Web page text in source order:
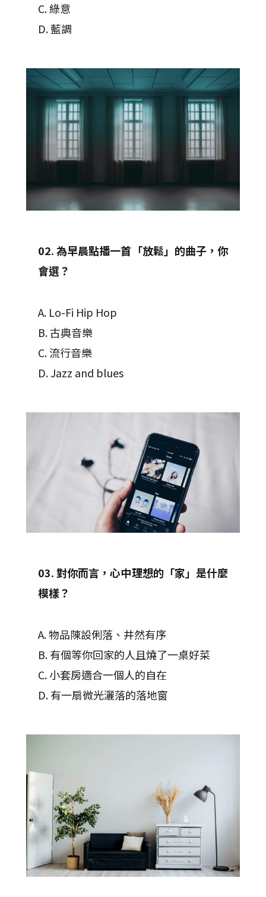
C. 綠意
D. 藍調
02. 為早晨點播一首「放鬆」的曲子，你
會選？
A. Lo-Fi Hip Hop
B. 古典音樂
C. 流行音樂
D. Jazz and blues
03. 對你而言，心中理想的「家」是什麼
模樣？
A. 物品陳設俐落、井然有序
B. 有個等你回家的人且燒了一桌好菜
C. 小套房適合一個人的自在
D. 有一扇微光灑落的落地窗